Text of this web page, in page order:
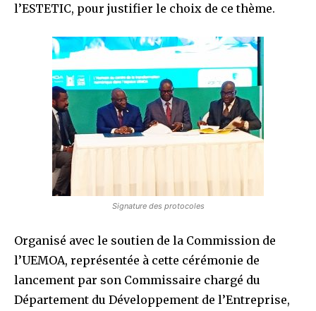
l’ESTETIC, pour justifier le choix de ce thème.
Signature des protocoles
Organisé avec le soutien de la Commission de
l’UEMOA, représentée à cette cérémonie de
lancement par son Commissaire chargé du
Département du Développement de l’Entreprise,